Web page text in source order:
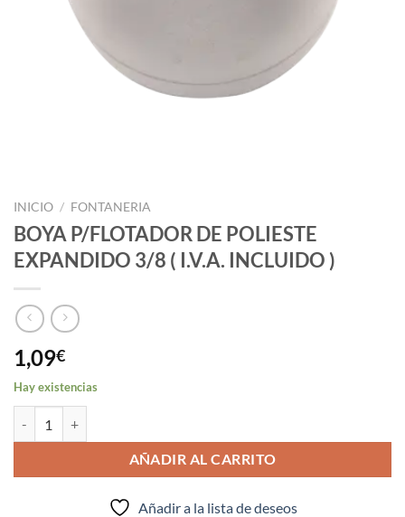
INICIO / FONTANERIA
BOYA P/FLOTADOR DE POLIESTE
EXPANDIDO 3/8 ( I.V.A. INCLUIDO )
1,09€
Hay existencias
AÑADIR AL CARRITO
Añadir a la lista de deseos